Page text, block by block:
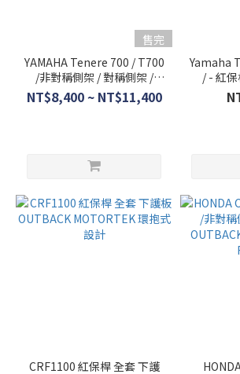
售完
YAMAHA Tenere 700 / T700
/非對稱側架 / 對稱側架 /
OUTBACK MOTORTEK / X-
FRAME /
NT$8,400 ~ NT$11,400
Yamaha
/ - 紅
CRF1100 紅保桿 全套 下護